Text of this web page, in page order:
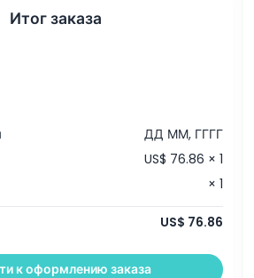
для всей семьи
для группового отдыха
Итог заказа
ДД ММ, ГГГГ
US$ 76.86 × 1
× 1
US$ 76.86
к оформлению заказа